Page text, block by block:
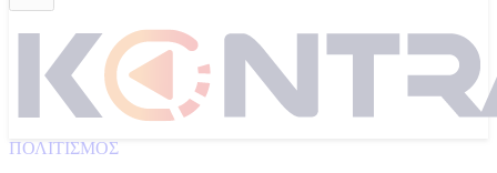
ΠΟΛΙΤΙΣΜΟΣ